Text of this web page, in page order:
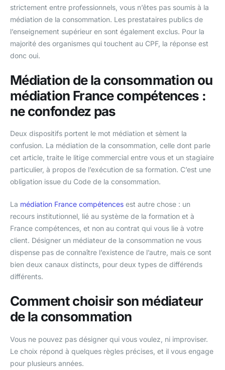
strictement entre professionnels, vous n’êtes pas soumis à la
médiation de la consommation. Les prestataires publics de
l’enseignement supérieur en sont également exclus. Pour la
majorité des organismes qui touchent au CPF, la réponse est
donc oui.
Médiation de la consommation ou
médiation France compétences :
ne confondez pas
Deux dispositifs portent le mot médiation et sèment la
confusion. La médiation de la consommation, celle dont parle
cet article, traite le litige commercial entre vous et un stagiaire
particulier, à propos de l’exécution de sa formation. C’est une
obligation issue du Code de la consommation.
La médiation France compétences est autre chose : un
recours institutionnel, lié au système de la formation et à
France compétences, et non au contrat qui vous lie à votre
client. Désigner un médiateur de la consommation ne vous
dispense pas de connaître l’existence de l’autre, mais ce sont
bien deux canaux distincts, pour deux types de différends
différents.
Comment choisir son médiateur
de la consommation
Vous ne pouvez pas désigner qui vous voulez, ni improviser.
Le choix répond à quelques règles précises, et il vous engage
pour plusieurs années.